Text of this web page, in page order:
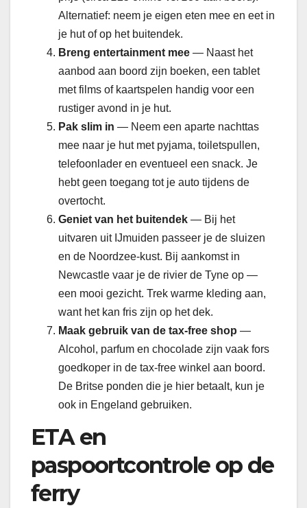
Alternatief: neem je eigen eten mee en eet in
je hut of op het buitendek.
Breng entertainment mee — Naast het
aanbod aan boord zijn boeken, een tablet
met films of kaartspelen handig voor een
rustiger avond in je hut.
Pak slim in — Neem een aparte nachttas
mee naar je hut met pyjama, toiletspullen,
telefoonlader en eventueel een snack. Je
hebt geen toegang tot je auto tijdens de
overtocht.
Geniet van het buitendek — Bij het
uitvaren uit IJmuiden passeer je de sluizen
en de Noordzee-kust. Bij aankomst in
Newcastle vaar je de rivier de Tyne op —
een mooi gezicht. Trek warme kleding aan,
want het kan fris zijn op het dek.
Maak gebruik van de tax-free shop —
Alcohol, parfum en chocolade zijn vaak fors
goedkoper in de tax-free winkel aan boord.
De Britse ponden die je hier betaalt, kun je
ook in Engeland gebruiken.
ETA en
paspoortcontrole op de
ferry